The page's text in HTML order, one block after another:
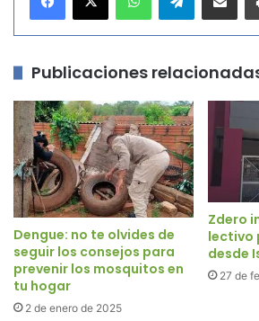
Publicaciones
Dengue: no te olvides de
seguir los consejos para
prevenir los mosquitos en
tu hogar
2 de enero de 2025
Zdero
lectivo
desde
27 de